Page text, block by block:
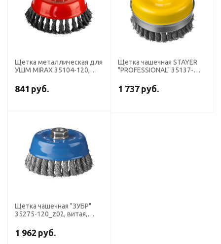
Щетка металлическая для
УШМ MIRAX 35104-120,
проволока 0.5 мм, d=120
мм
841 руб.
Щетка чашечная STAYER
"PROFESSIONAL" 35137-
проволока 0,5мм, 120 мм х
М14 39112
1 737 руб.
Щетка чашечная "ЗУБР"
35275-120_z02, витая,
0.5 мм, М14х120 мм
1 962 руб.